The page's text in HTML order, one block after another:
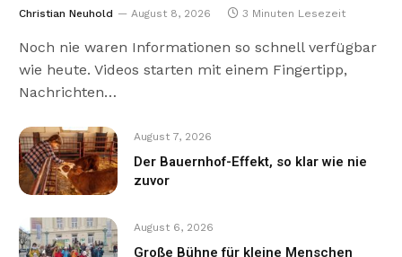
Christian Neuhold August 8, 2026 3 Minuten Lesezeit
Noch nie waren Informationen so schnell verfügbar
wie heute. Videos starten mit einem Fingertipp,
Nachrichten…
August 7, 2026
Der Bauernhof-Effekt, so klar wie nie
zuvor
August 6, 2026
Große Bühne für kleine Menschen